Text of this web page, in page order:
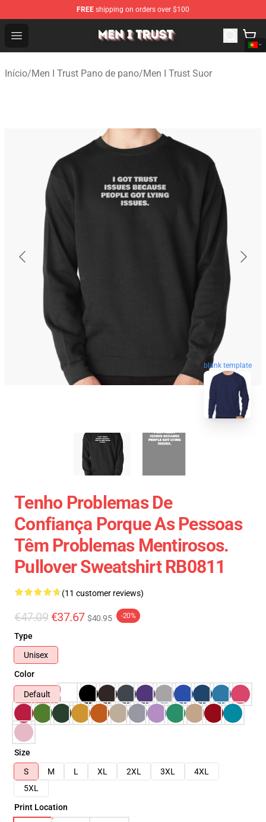
FREE shipping on orders over $100
Open menu
Men I Trust Shop - Official Men I Trust Merchandise Store
Início/Men I Trust Pano de pano/Men I Trust Suor
blank template
Tenho Problemas De
Confiança Porque As Pessoas
Têm Problemas Mentirosos.
Pullover Sweatshirt RB0811
(11 customer reviews)
€47.09 €37.67 $40.95 -20%
Type
Unisex
Color
Default
Size
S
M L XL 2XL 3XL
4XL
5XL
Print Location